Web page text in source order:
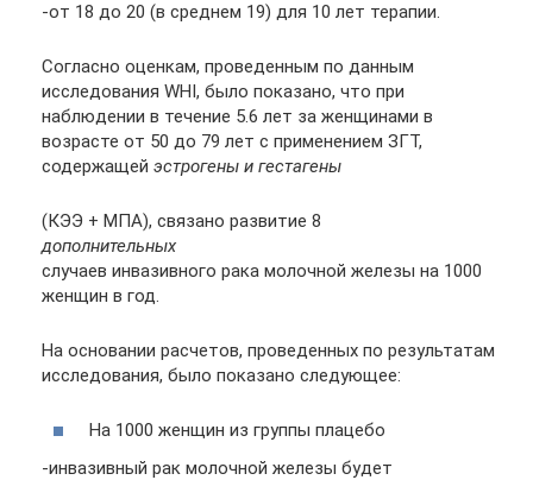
-от 18 до 20 (в среднем 19) для 10 лет терапии.
Согласно оценкам, проведенным по данным
исследования WHI, было показано, что при
наблюдении в течение 5.6 лет за женщинами в
возрасте от 50 до 79 лет с применением ЗГТ,
содержащей эстрогены и гестагены
(КЭЭ + МПА), связано развитие 8
дополнительных
случаев инвазивного рака молочной железы на 1000
женщин в год.
На основании расчетов, проведенных по результатам
исследования, было показано следующее:
На 1000 женщин из группы плацебо
-инвазивный рак молочной железы будет